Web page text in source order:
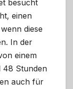
besucht
einen
diese
In der
einem
48 Stunden
auch für